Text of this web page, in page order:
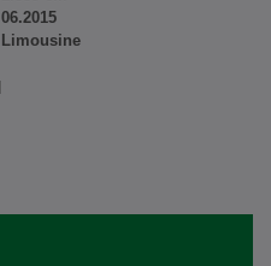
06.2015
Limousine